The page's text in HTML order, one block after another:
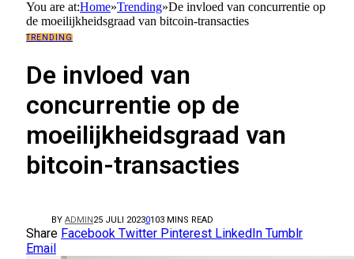
You are at:Home»Trending»De invloed van concurrentie op
de moeilijkheidsgraad van bitcoin-transacties
TRENDING
De invloed van
concurrentie op de
moeilijkheidsgraad van
bitcoin-transacties
BY ADMIN25 JULI 20230103 MINS READ
Share Facebook Twitter Pinterest LinkedIn Tumblr
Email